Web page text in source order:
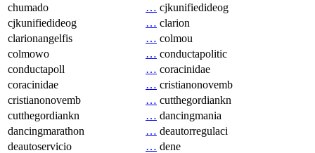
chumado
… cjkunifiedideog
cjkunifiedideog
… clarion
clarionangelfis
… colmou
colmowo
… conductapolitic
conductapoll
… coracinidae
coracinidae
… cristianonovemb
cristianonovemb
… cutthegordiankn
cutthegordiankn
… dancingmania
dancingmarathon
… deautorregulaci
deautoservicio
… dene